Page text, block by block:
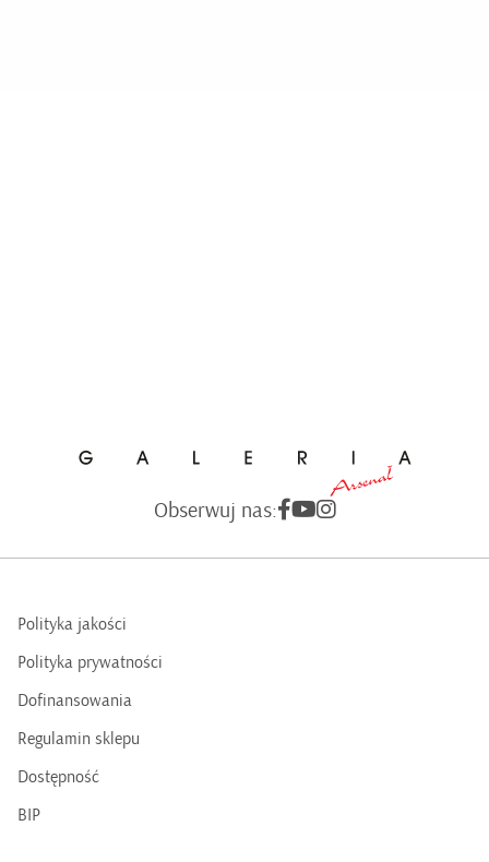
Obserwuj nas:
Polityka jakości
Polityka prywatności
Dofinansowania
Regulamin sklepu
Dostępność
BIP